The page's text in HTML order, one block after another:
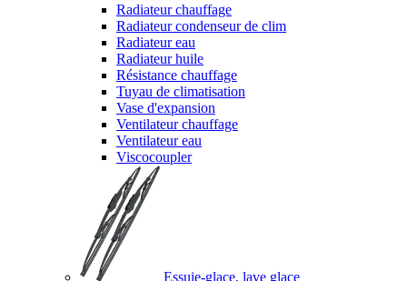
Radiateur chauffage
Radiateur condenseur de clim
Radiateur eau
Radiateur huile
Résistance chauffage
Tuyau de climatisation
Vase d'expansion
Ventilateur chauffage
Ventilateur eau
Viscocoupler
Essuie-glace, lave glace